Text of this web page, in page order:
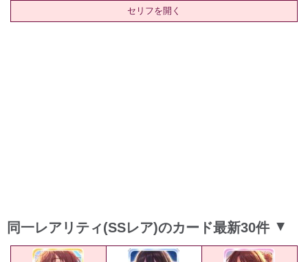
セリフを開く
同一レアリティ(SSレア)のカード最新30件 ▲